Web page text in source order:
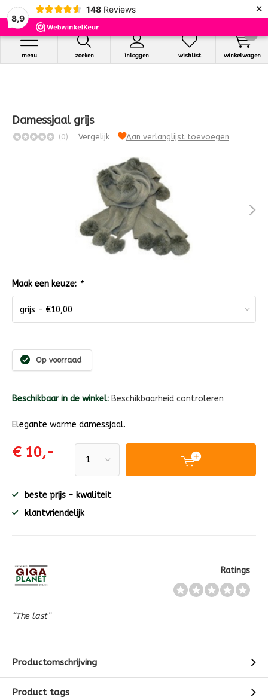
8,9
148 Reviews ×
zoeken inloggen
menu wishlist winkelwagen
Damessjaal grijs
(0) Vergelijk Aan verlanglijst toevoegen
Maak een keuze: *
Op voorraad
Beschikbaar in de winkel: Beschikbaarheid controleren
Elegante warme damessjaal.
€ 10,-
beste prijs - kwaliteit
klantvriendelijk
Ratings
“The last”
Productomschrijving
Product tags